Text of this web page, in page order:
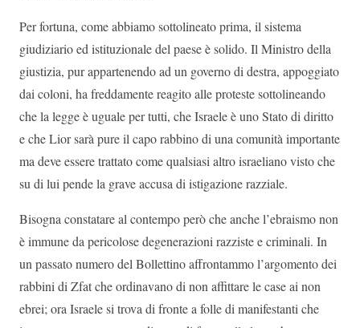
Per fortuna, come abbiamo sottolineato prima, il sistema
giudiziario ed istituzionale del paese è solido. Il Ministro della
giustizia, pur appartenendo ad un governo di destra, appoggiato
dai coloni, ha freddamente reagito alle proteste sottolineando
che la legge è uguale per tutti, che Israele è uno Stato di diritto
e che Lior sarà pure il capo rabbino di una comunità importante
ma deve essere trattato come qualsiasi altro israeliano visto che
su di lui pende la grave accusa di istigazione razziale.
Bisogna constatare al contempo però che anche l’ebraismo non
è immune da pericolose degenerazioni razziste e criminali. In
un passato numero del Bollettino affrontammo l’argomento dei
rabbini di Zfat che ordinavano di non affittare le case ai non
ebrei; ora Israele si trova di fronte a folle di manifestanti che